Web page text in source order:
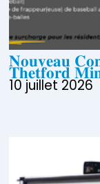
𝐍𝐨𝐮𝐯𝐞𝐚𝐮
𝐓𝐡𝐞𝐭𝐟𝐨𝐫𝐝
10 juillet 2026